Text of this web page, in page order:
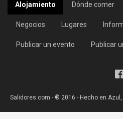
Alojamiento Dónde comer
Negocios Lugares
Publicar un evento Publicar
Salidores.com - ® 2016 - Hecho en